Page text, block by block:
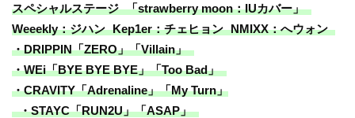
スペシャルステージ 「strawberry moon：IUカバー」
Weeekly：ジハン Kep1er：チェヒョン NMIXX：へウォン
・DRIPPIN「ZERO」「Villain」
・WEi「BYE BYE BYE」「Too Bad」
・CRAVITY「Adrenaline」「My Turn」
・STAYC「RUN2U」「ASAP」